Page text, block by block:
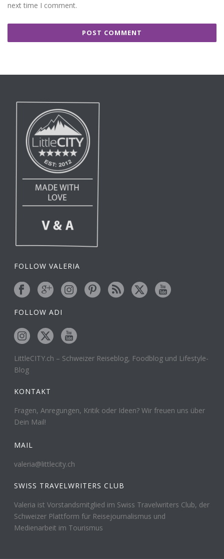
next time I comment.
FOLLOW VALERIA
FOLLOW ADI
LittleCITY.ch – Schweizer Reiseblog, Foodblog und Lifestyle-
Blog
KONTAKT
Fragen, Anregungen, Kritik oder Ideen? Wir freuen uns über
Dein Mail!
MAIL
valeria@littlecity.ch
SWISS TRAVELWRITERS CLUB
Valeria ist Vorstandsmitglied im Swiss Travelwriters Club, der
Schweizer Plattform für Reisejournalismus und
Medienarbeit im Tourismus